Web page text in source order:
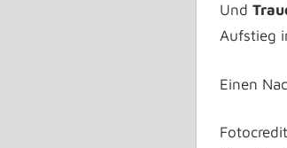
Und
Aufstieg
Einen